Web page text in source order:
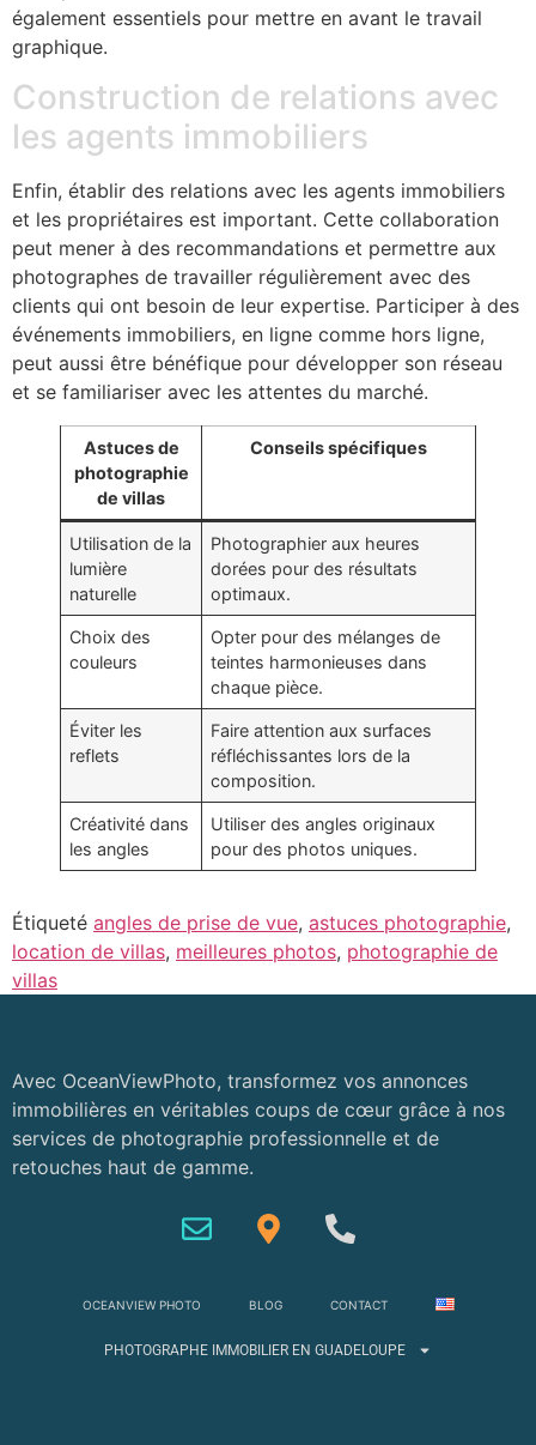
également essentiels pour mettre en avant le travail
graphique.
Construction de relations avec
les agents immobiliers
Enfin, établir des relations avec les agents immobiliers
et les propriétaires est important. Cette collaboration
peut mener à des recommandations et permettre aux
photographes de travailler régulièrement avec des
clients qui ont besoin de leur expertise. Participer à des
événements immobiliers, en ligne comme hors ligne,
peut aussi être bénéfique pour développer son réseau
et se familiariser avec les attentes du marché.
Astuces de
photographie
de villas
Conseils spécifiques
Utilisation de la
lumière
naturelle
Photographier aux heures
dorées pour des résultats
optimaux.
Choix des
couleurs
Opter pour des mélanges de
teintes harmonieuses dans
chaque pièce.
Éviter les
reflets
Faire attention aux surfaces
réfléchissantes lors de la
composition.
Créativité dans
les angles
Utiliser des angles originaux
pour des photos uniques.
Étiqueté angles de prise de vue, astuces photographie,
location de villas, meilleures photos, photographie de
villas
Avec OceanViewPhoto, transformez vos annonces
immobilières en véritables coups de cœur grâce à nos
services de photographie professionnelle et de
retouches haut de gamme.
OCEANVIEW PHOTO BLOG CONTACT
PHOTOGRAPHE IMMOBILIER EN GUADELOUPE